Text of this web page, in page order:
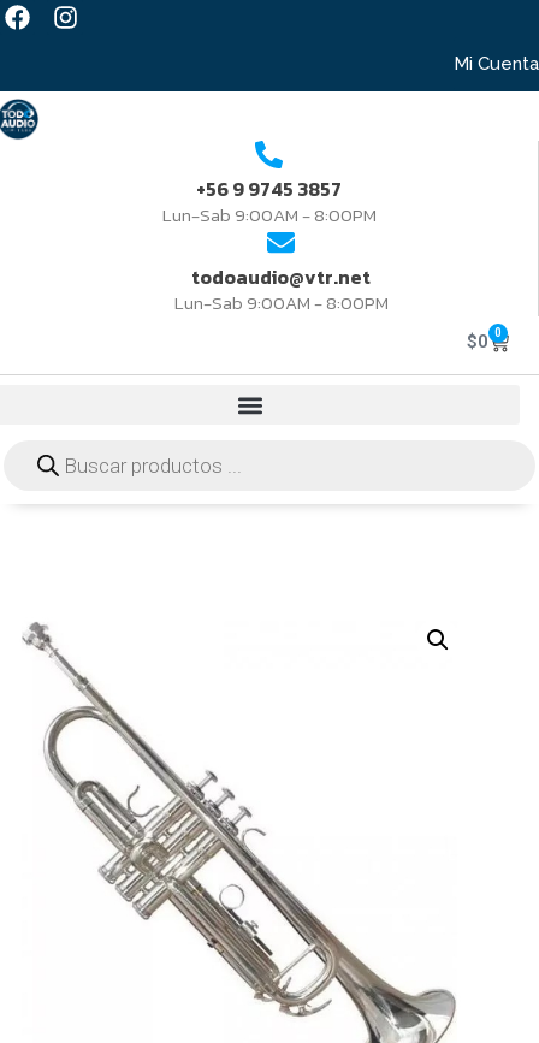
Mi Cuenta
+56 9 9745 3857
Lun-Sab 9:00AM - 8:00PM
todoaudio@vtr.net
Lun-Sab 9:00AM - 8:00PM
$0 0